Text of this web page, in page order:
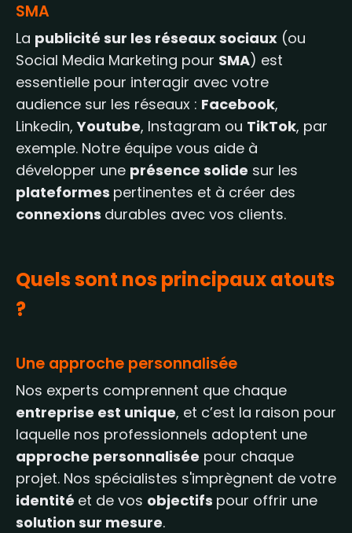
SMA
La publicité sur les réseaux sociaux (ou
Social Media Marketing pour SMA) est
essentielle pour interagir avec votre
audience sur les réseaux : Facebook,
Linkedin,Youtube, Instagram ou TikTok, par
exemple. Notre équipe vous aide à
développer une présence solide sur les
plateformes pertinentes et à créer des
connexions durables avec vos clients.
Quels sont nos principaux atouts
?
Une approche personnalisée
Nos experts comprennent que chaque
entreprise est unique, et c’est la raison pour
laquelle nos professionnels adoptent une
approche personnalisée pour chaque
projet. Nos spécialistes s'imprègnent de votre
identité et de vos objectifs pour offrir une
solution sur mesure.